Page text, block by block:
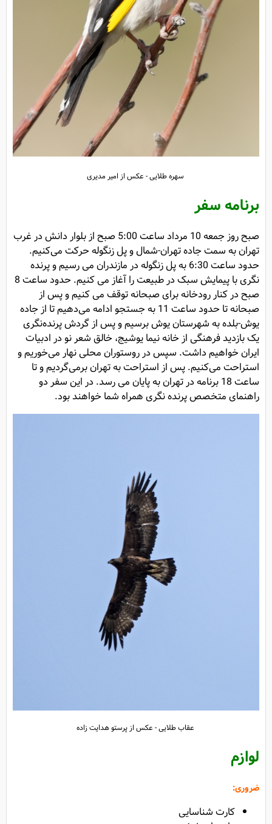
سهره طلایی - عکس از امیر مدیری
برنامه سفر
صبح روز جمعه 10 مرداد ساعت 5:00 صبح از بلوار دانش در غرب
تهران به سمت جاده تهران-شمال و پل زنگوله حرکت می‌کنیم.
حدود ساعت 6:30 به پل زنگوله در مازندران می رسیم و پرنده
نگری با پیمایش سبک در طبیعت را آغاز می کنیم. حدود ساعت 8
صبح در کنار رودخانه برای صبحانه توقف می کنیم و پس از
صبحانه تا حدود ساعت 11 به جستجو ادامه می‌دهیم تا از جاده
یوش-بلده به شهرستان یوش برسیم و پس از گردش پرنده‌نگری
یک بازدید فرهنگی از خانه نیما یوشیج، خالق شعر نو در ادبیات
ایران خواهیم داشت. سپس در روستوران محلی نهار می‌خوریم و
استراحت می‌کنیم. پس از استراحت به تهران برمی‌گردیم و تا
ساعت 18 برنامه در تهران به پایان می رسد. در این سفر دو
راهنمای متخصص پرنده نگری همراه شما خواهند بود.
عقاب طلایی - عکس از پرستو هدایت زاده
لوازم
ضروری:
کارت شناسایی